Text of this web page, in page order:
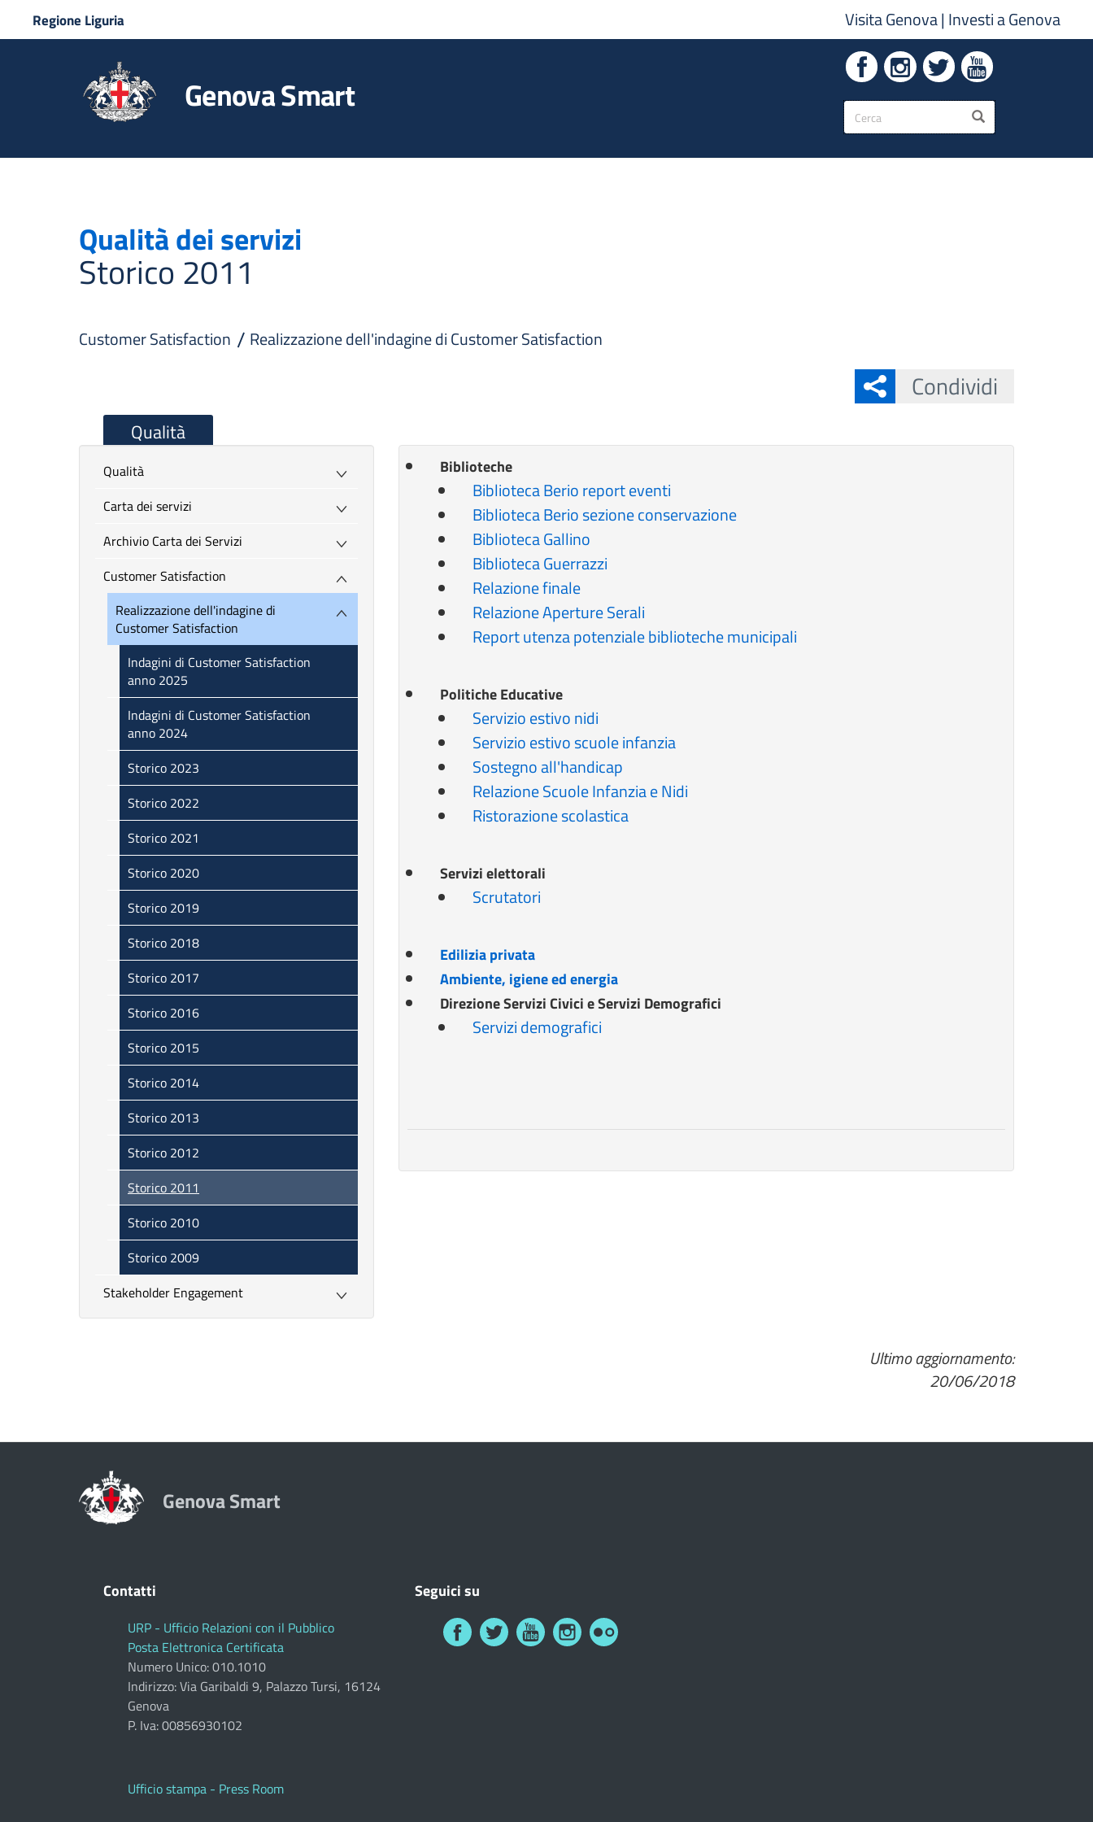
Regione Liguria Visita Genova| Investi a Genova
Genova Smart
Form
di
ricerca
CERCA
Qualità dei servizi
Storico 2011
Customer Satisfaction Realizzazione dell'indagine di Customer Satisfaction
Condividi
Qualità
Biblioteche
Biblioteca Berio report eventi
Biblioteca Berio sezione conservazione
Biblioteca Gallino
Biblioteca Guerrazzi
Relazione finale
Relazione Aperture Serali
Report utenza potenziale biblioteche municipali
Politiche Educative
Servizio estivo nidi
Servizio estivo scuole infanzia
Sostegno all'handicap
Relazione Scuole Infanzia e Nidi
Ristorazione scolastica
Servizi elettorali
Scrutatori
Edilizia privata
Ambiente, igiene ed energia
Direzione Servizi Civici e Servizi Demografici
Servizi demografici
Qualità
Carta dei servizi
Archivio Carta dei Servizi
Customer Satisfaction
Realizzazione dell'indagine di
Customer Satisfaction
Indagini di Customer Satisfaction
anno 2025
Indagini di Customer Satisfaction
anno 2024
Storico 2023
Storico 2022
Storico 2021
Storico 2020
Storico 2019
Storico 2018
Storico 2017
Storico 2016
Storico 2015
Storico 2014
Storico 2013
Storico 2012
Storico 2011
Storico 2010
Storico 2009
Stakeholder Engagement
Ultimo aggiornamento:
20/06/2018
Genova Smart
Contatti
URP - Ufficio Relazioni con il Pubblico
Posta Elettronica Certificata
Numero Unico: 010.1010
Indirizzo: Via Garibaldi 9, Palazzo Tursi, 16124
Genova
P. Iva: 00856930102
Ufficio stampa - Press Room
Seguici su